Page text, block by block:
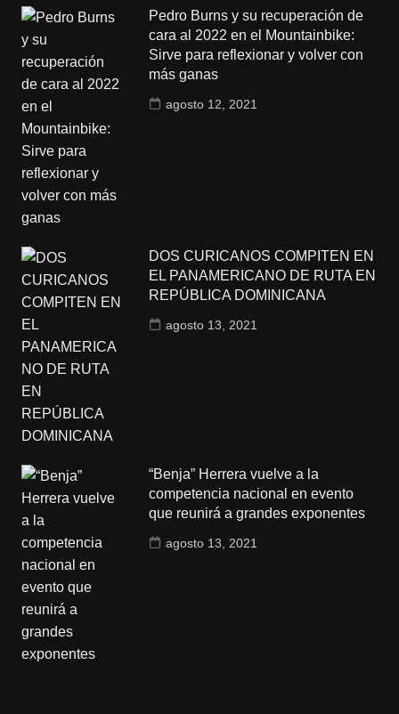
Pedro Burns y su recuperación de
cara al 2022 en el Mountainbike:
Sirve para reflexionar y volver con
más ganas
agosto 12, 2021
DOS CURICANOS COMPITEN EN
EL PANAMERICANO DE RUTA EN
REPÚBLICA DOMINICANA
agosto 13, 2021
“Benja” Herrera vuelve a la
competencia nacional en evento
que reunirá a grandes exponentes
agosto 13, 2021